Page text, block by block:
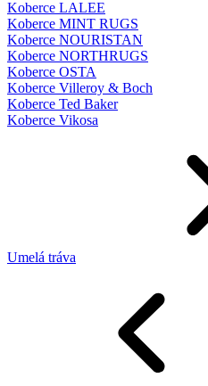
Koberce LALEE
Koberce MINT RUGS
Koberce NOURISTAN
Koberce NORTHRUGS
Koberce OSTA
Koberce Villeroy & Boch
Koberce Ted Baker
Koberce Vikosa
Umelá tráva